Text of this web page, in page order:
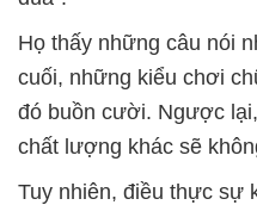
Họ thấy những câu nói
cuối, những kiểu chơi
đó buồn cười. Ngược
chất lượng khác sẽ
Tuy nhiên, điều thực sự